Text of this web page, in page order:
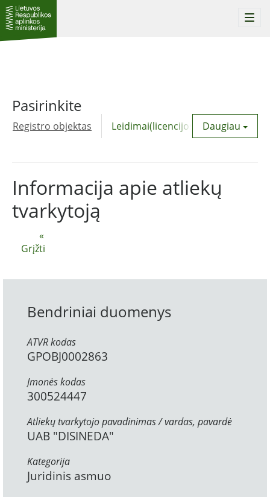
Pasirinkite
Registro objektas Leidimai(licencijos) Daugiau
«
Grįžti
Informacija apie atliekų
tvarkytoją
Bendriniai duomenys
ATVR kodas
GPOBJ0002863
Įmonės kodas
300524447
Atliekų tvarkytojo pavadinimas / vardas, pavardė
UAB "DISINEDA"
Kategorija
Juridinis asmuo